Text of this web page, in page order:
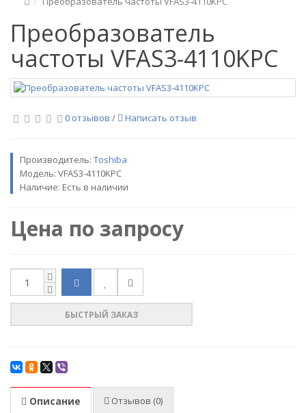
Преобразователь
частоты VFAS3-4110KPC
0 отзывов / Написать отзыв
Производитель: Toshiba
Модель: VFAS3-4110KPC
Наличие: Есть в наличии
Цена по запросу
БЫСТРЫЙ ЗАКАЗ
Описание Отзывов (0)